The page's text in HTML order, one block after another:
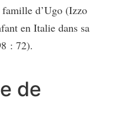
d’Ugo (Izzo
en Italie dans sa
: 72).
de